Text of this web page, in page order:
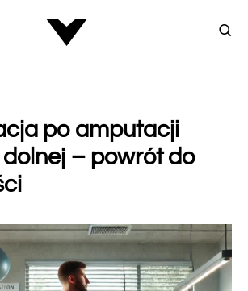
po amputacji
dolnej – powrót do